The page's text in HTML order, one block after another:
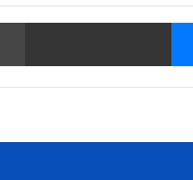
ماسنجر مشاركة عبر البريد